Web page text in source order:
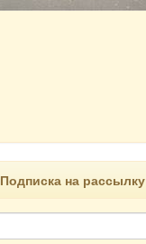
Подписка на рассылку